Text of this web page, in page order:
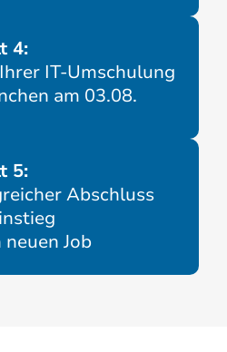
4:
IT-Umschulung
am 03.08.
5:
Abschluss
neuen Job